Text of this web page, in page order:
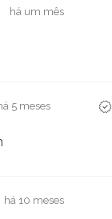
há um mês
5 meses
há 10 meses